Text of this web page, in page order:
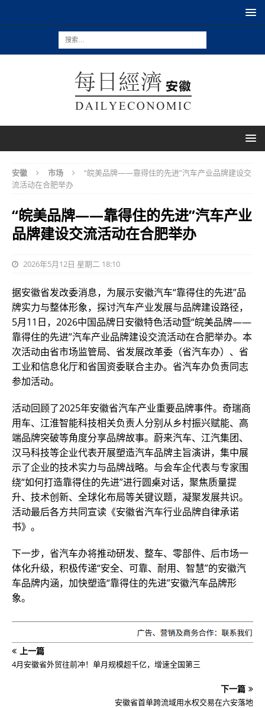
安徽 市场
“皖美品牌——靠得住的先进”汽车产业品牌建设交
流活动在合肥举办
“皖美品牌——靠得住的先进”汽车产业
品牌建设交流活动在合肥举办
2026年5月12日 星期二 18:10
据安徽省发改委消息，为展示安徽汽车“靠得住的先进”品
牌实力与整体形象，探讨汽车产业发展与品牌建设路径，
5月11日，2026中国品牌日安徽特色活动暨“皖美品牌——
靠得住的先进”汽车产业品牌建设交流活动在合肥举办。本
次活动由省市场监管局、省发展改革委（省汽车办）、省
工业和信息化厅和省国资委联合主办。省汽车办负责同志
参加活动。
活动回顾了2025年安徽省汽车产业重要品牌事件。奇瑞商
用车、江淮智能科技相关负责人分别从乡村振兴赋能、高
端品牌突破等角度分享品牌故事。蔚来汽车、江汽集团、
汉马科技等企业代表开展塑造汽车品牌主旨演讲，集中展
示了企业的技术实力与品牌战略。与会车企代表与专家围
绕“如何打造靠得住的先进”进行圆桌对话，聚焦质量提
升、技术创新、全球化布局等关键议题，凝聚发展共识。
活动最后各方共同宣读《安徽省汽车行业品牌自律承诺
书》。
下一步，省汽车办将推动研发、整车、零部件、后市场一
体化升级，积极传递“安全、可靠、耐用、智慧”的安徽汽
车品牌内涵，加快塑造“靠得住的先进”安徽汽车品牌形
象。
上一篇
4月安徽省外贸往前冲！单月规模超千亿，增速全国第三
下一篇
安徽省首单跨流域用水权交易在六安落地